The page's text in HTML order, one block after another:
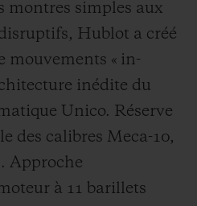
montres simples aux
Hublot a créé
mouvements « in-
inédite du
Unico. Réserve
des calibres Meca-10,
Approche
à 11 barillets